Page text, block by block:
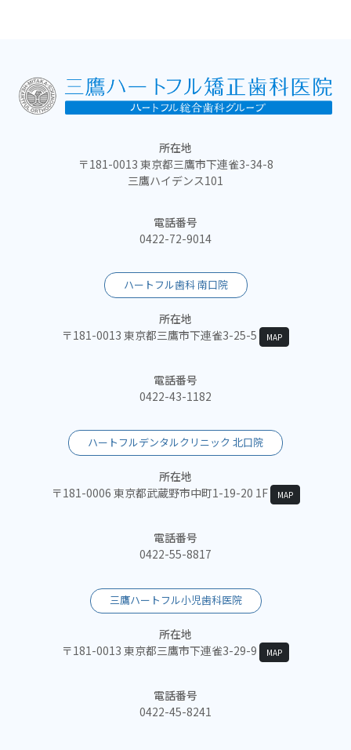
所在地
〒181-0013 東京都三鷹市下連雀3-34-8
三鷹ハイデンス101
電話番号
0422-72-9014
ハートフル歯科 南口院
所在地
〒181-0013 東京都三鷹市下連雀3-25-5
MAP
電話番号
0422-43-1182
ハートフルデンタルクリニック 北口院
所在地
〒181-0006 東京都武蔵野市中町1-19-20 1F
MAP
電話番号
0422-55-8817
三鷹ハートフル小児歯科医院
所在地
〒181-0013 東京都三鷹市下連雀3-29-9
MAP
電話番号
0422-45-8241